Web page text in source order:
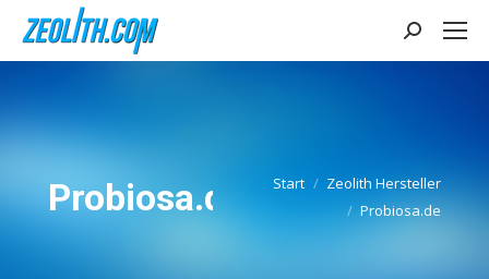
Search:
Probiosa.de
Sie befinden sich hier:
Start
Zeolith Hersteller
Probiosa.de